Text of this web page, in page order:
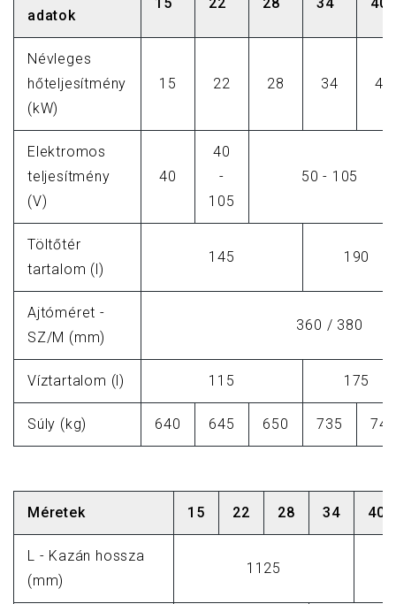
adatok
Névleges
hőteljesítmény
(kW)
15 22 28 34 40
Elektromos
teljesítmény
(V)
40
40
-
105
50 - 105
Töltőtér
tartalom (l)
145 190
Ajtóméret -
SZ/M (mm)
360 / 380
Víztartalom (l) 115 175
Súly (kg) 640 645 650 735 745
Méretek 15 22 28 34 40
L - Kazán hossza
(mm)
1125